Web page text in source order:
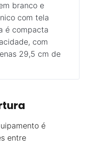
branco e
com tela
é compacta
com
29,5 cm de
é
entre